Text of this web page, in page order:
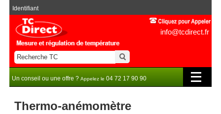
info@tcdirect.fr
Identifiant
Un conseil ou une offre ? Appelez le 04 72 17 90 90
Thermo-anémomètre